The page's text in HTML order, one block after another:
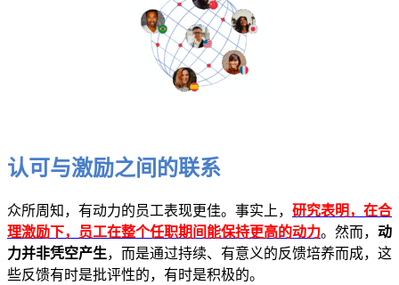
认可与激励之间的联系
众所周知，有动力的员工表现更佳。事实上， 研究表明，在合
理激励下，员工在整个任职期间能保持更高的动力。然而， 动
力并非凭空产生，而是通过持续、有意义的反馈培养而成，这
些反馈有时是批评性的，有时是积极的。